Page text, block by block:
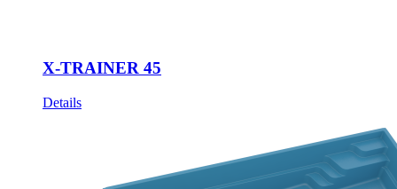
X-TRAINER 45
Details